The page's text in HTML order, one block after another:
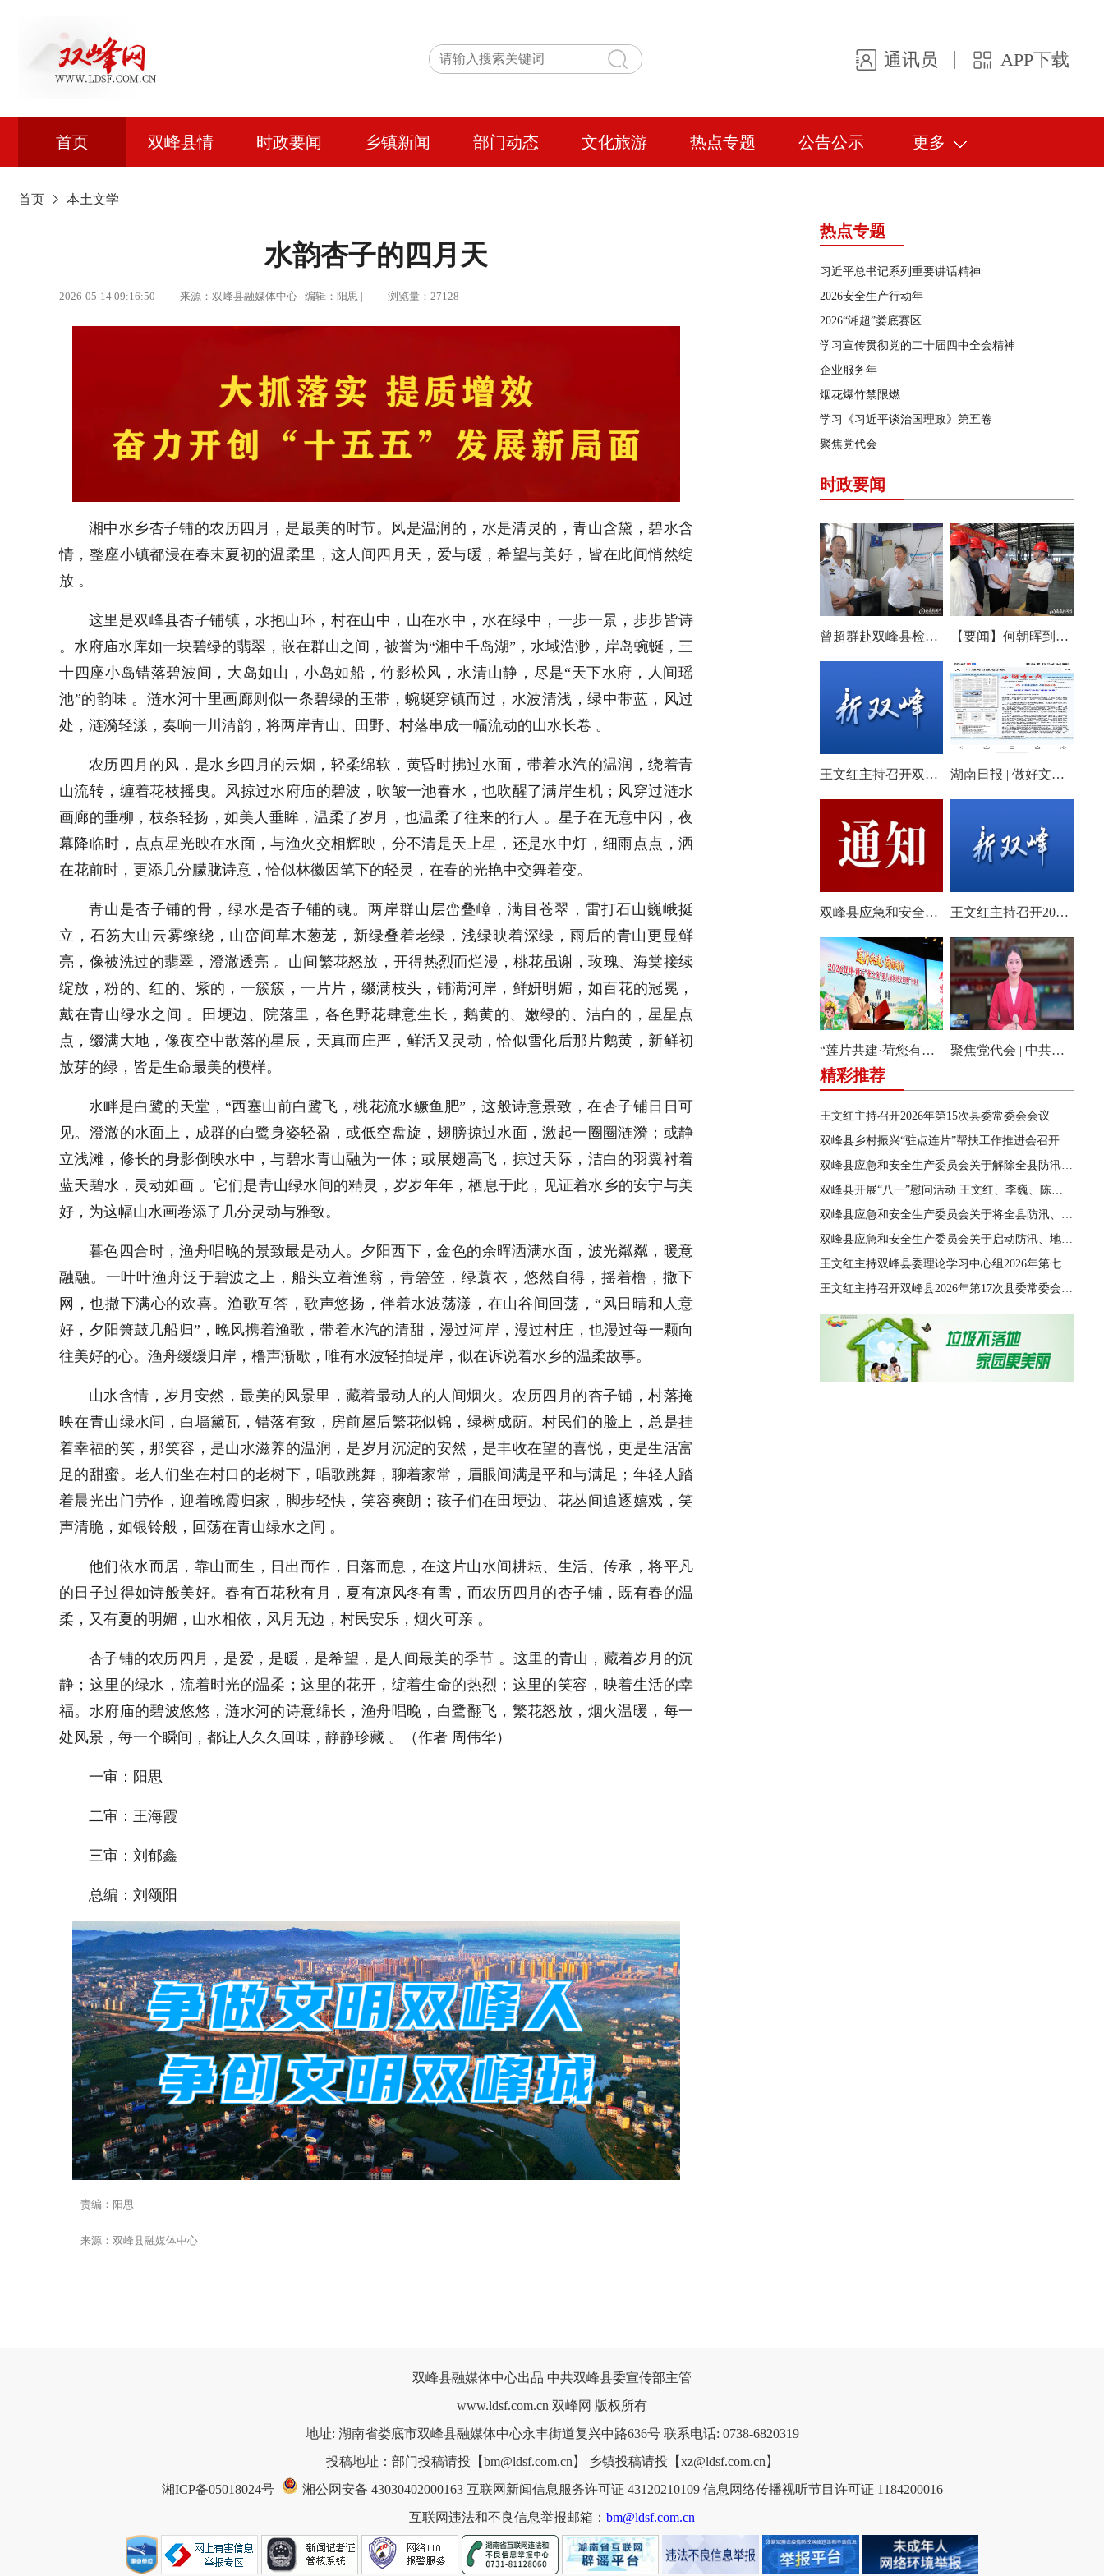
通讯员 APP下载
首页 双峰县情 时政要闻 乡镇新闻 部门动态 文化旅游 热点专题 公告公示 更多
首页 本土文学
水韵杏子的四月天
2026-05-14 09:16:50 来源：双峰县融媒体中心 | 编辑：阳思 | 浏览量：27128
湘中水乡杏子铺的农历四月，是最美的时节。风是温润的，水是清灵的，青山含黛，碧水含
情，整座小镇都浸在春末夏初的温柔里，这人间四月天，爱与暖，希望与美好，皆在此间悄然绽
放 。
这里是双峰县杏子铺镇，水抱山环，村在山中，山在水中，水在绿中，一步一景，步步皆诗
。水府庙水库如一块碧绿的翡翠，嵌在群山之间，被誉为“湘中千岛湖”，水域浩渺，岸岛蜿蜒，三
十四座小岛错落碧波间，大岛如山，小岛如船，竹影松风，水清山静，尽是“天下水府，人间瑶
池”的韵味 。涟水河十里画廊则似一条碧绿的玉带，蜿蜒穿镇而过，水波清浅，绿中带蓝，风过
处，涟漪轻漾，奏响一川清韵，将两岸青山、田野、村落串成一幅流动的山水长卷 。
农历四月的风，是水乡四月的云烟，轻柔绵软，黄昏时拂过水面，带着水汽的温润，绕着青
山流转，缠着花枝摇曳。风掠过水府庙的碧波，吹皱一池春水，也吹醒了满岸生机；风穿过涟水
画廊的垂柳，枝条轻扬，如美人垂眸，温柔了岁月，也温柔了往来的行人 。星子在无意中闪，夜
幕降临时，点点星光映在水面，与渔火交相辉映，分不清是天上星，还是水中灯，细雨点点，洒
在花前时，更添几分朦胧诗意，恰似林徽因笔下的轻灵，在春的光艳中交舞着变。
青山是杏子铺的骨，绿水是杏子铺的魂。两岸群山层峦叠嶂，满目苍翠，雷打石山巍峨挺
立，石笏大山云雾缭绕，山峦间草木葱茏，新绿叠着老绿，浅绿映着深绿，雨后的青山更显鲜
亮，像被洗过的翡翠，澄澈透亮 。山间繁花怒放，开得热烈而烂漫，桃花虽谢，玫瑰、海棠接续
绽放，粉的、红的、紫的，一簇簇，一片片，缀满枝头，铺满河岸，鲜妍明媚，如百花的冠冕，
戴在青山绿水之间 。田埂边、院落里，各色野花肆意生长，鹅黄的、嫩绿的、洁白的，星星点
点，缀满大地，像夜空中散落的星辰，天真而庄严，鲜活又灵动，恰似雪化后那片鹅黄，新鲜初
放芽的绿，皆是生命最美的模样。
水畔是白鹭的天堂，“西塞山前白鹭飞，桃花流水鳜鱼肥”，这般诗意景致，在杏子铺日日可
见。澄澈的水面上，成群的白鹭身姿轻盈，或低空盘旋，翅膀掠过水面，激起一圈圈涟漪；或静
立浅滩，修长的身影倒映水中，与碧水青山融为一体；或展翅高飞，掠过天际，洁白的羽翼衬着
蓝天碧水，灵动如画 。它们是青山绿水间的精灵，岁岁年年，栖息于此，见证着水乡的安宁与美
好，为这幅山水画卷添了几分灵动与雅致。
暮色四合时，渔舟唱晚的景致最是动人。夕阳西下，金色的余晖洒满水面，波光粼粼，暖意
融融。一叶叶渔舟泛于碧波之上，船头立着渔翁，青箬笠，绿蓑衣，悠然自得，摇着橹，撒下
网，也撒下满心的欢喜。渔歌互答，歌声悠扬，伴着水波荡漾，在山谷间回荡，“风日晴和人意
好，夕阳箫鼓几船归”，晚风携着渔歌，带着水汽的清甜，漫过河岸，漫过村庄，也漫过每一颗向
往美好的心。渔舟缓缓归岸，橹声渐歇，唯有水波轻拍堤岸，似在诉说着水乡的温柔故事。
山水含情，岁月安然，最美的风景里，藏着最动人的人间烟火。农历四月的杏子铺，村落掩
映在青山绿水间，白墙黛瓦，错落有致，房前屋后繁花似锦，绿树成荫。村民们的脸上，总是挂
着幸福的笑，那笑容，是山水滋养的温润，是岁月沉淀的安然，是丰收在望的喜悦，更是生活富
足的甜蜜。老人们坐在村口的老树下，唱歌跳舞，聊着家常，眉眼间满是平和与满足；年轻人踏
着晨光出门劳作，迎着晚霞归家，脚步轻快，笑容爽朗；孩子们在田埂边、花丛间追逐嬉戏，笑
声清脆，如银铃般，回荡在青山绿水之间 。
他们依水而居，靠山而生，日出而作，日落而息，在这片山水间耕耘、生活、传承，将平凡
的日子过得如诗般美好。春有百花秋有月，夏有凉风冬有雪，而农历四月的杏子铺，既有春的温
柔，又有夏的明媚，山水相依，风月无边，村民安乐，烟火可亲 。
杏子铺的农历四月，是爱，是暖，是希望，是人间最美的季节 。这里的青山，藏着岁月的沉
静；这里的绿水，流着时光的温柔；这里的花开，绽着生命的热烈；这里的笑容，映着生活的幸
福。水府庙的碧波悠悠，涟水河的诗意绵长，渔舟唱晚，白鹭翻飞，繁花怒放，烟火温暖，每一
处风景，每一个瞬间，都让人久久回味，静静珍藏 。（作者 周伟华）
一审：阳思
二审：王海霞
三审：刘郁鑫
总编：刘颂阳
责编：阳思
来源：双峰县融媒体中心
热点专题
习近平总书记系列重要讲话精神
2026安全生产行动年
2026“湘超”娄底赛区
学习宣传贯彻党的二十届四中全会精神
企业服务年
烟花爆竹禁限燃
学习《习近平谈治国理政》第五卷
聚焦党代会
时政要闻
曾超群赴双峰县检查安全生产工作 【要闻】何朝晖到双峰县调研农机产业发展：以改革创新思维培育壮大产业发展新动能
王文红主持召开双峰县2026年第18次县委常委会会议 湖南日报 | 做好文旅产业的“花样文章”
双峰县应急和安全生产委员会关于启动全县防汛、地质灾害、自然灾害救助四级应急响应的通知 王文红主持召开2026年第3次县委常委会（扩大）会议
“莲片共建·荷您有约” 2026双峰·锁石花之缘第八届荷花文旅推广体验月盛大开幕 聚焦党代会 | 中共双峰县第十四届委员会举行第一次全体会议
精彩推荐
王文红主持召开2026年第15次县委常委会会议
双峰县乡村振兴“驻点连片”帮扶工作推进会召开
双峰县应急和安全生产委员会关于解除全县防汛、地质灾害、自然灾害救助三级应急响应的通知
双峰县开展“八一”慰问活动 王文红、李巍、陈善干、王德文、李双红参加
双峰县应急和安全生产委员会关于将全县防汛、地质灾害、自然灾害救助应急响应由四级提升至三级的通知
双峰县应急和安全生产委员会关于启动防汛、地质灾害、自然灾害救助四级应急响应的通知
王文红主持双峰县委理论学习中心组2026年第七次集体（扩大）学习
王文红主持召开双峰县2026年第17次县委常委会会议
双峰县融媒体中心出品 中共双峰县委宣传部主管
www.ldsf.com.cn 双峰网 版权所有
地址: 湖南省娄底市双峰县融媒体中心永丰街道复兴中路636号 联系电话: 0738-6820319
投稿地址：部门投稿请投【bm@ldsf.com.cn】 乡镇投稿请投【xz@ldsf.com.cn】
湘ICP备05018024号
湘公网安备 43030402000163 互联网新闻信息服务许可证 43120210109 信息网络传播视听节目许可证 1184200016
互联网违法和不良信息举报邮箱： bm@ldsf.com.cn